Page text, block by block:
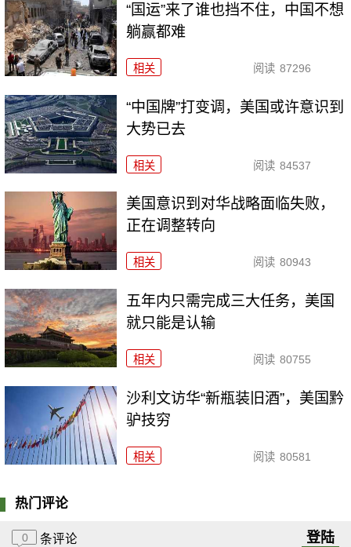
“国运”来了谁也挡不住，中国不想
躺赢都难
相关 阅读 87296
“中国牌”打变调，美国或许意识到
大势已去
相关 阅读 84537
美国意识到对华战略面临失败，
正在调整转向
相关 阅读 80943
五年内只需完成三大任务，美国
就只能是认输
相关 阅读 80755
沙利文访华“新瓶装旧酒”，美国黔
驴技穷
相关 阅读 80581
热门评论
0 条评论 登陆